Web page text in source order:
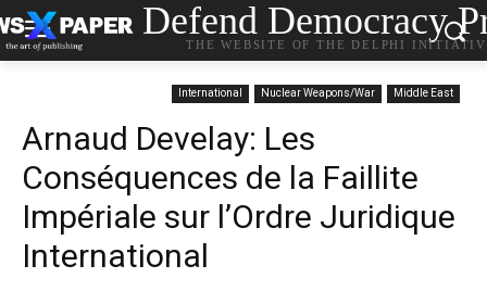
Defend Democracy
THE WEBSITE OF THE DELPHI
International Nuclear Weapons/War Middle East
Arnaud Develay: Les
Conséquences de la Faillite
Impériale sur l’Ordre Juridique
International